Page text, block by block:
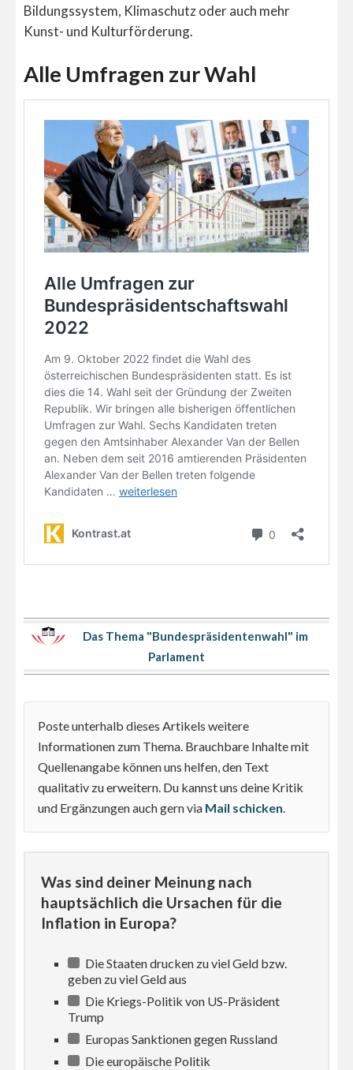
Bildungssystem, Klimaschutz oder auch mehr
Kunst- und Kulturförderung.
Alle Umfragen zur Wahl
Das Thema "Bundespräsidentenwahl" im
Parlament
Poste unterhalb dieses Artikels weitere
Informationen zum Thema. Brauchbare Inhalte mit
Quellenangabe können uns helfen, den Text
qualitativ zu erweitern. Du kannst uns deine Kritik
und Ergänzungen auch gern via Mail schicken
Was sind deiner Meinung nach
hauptsächlich die Ursachen für die
Inflation in Europa?
Die Staaten drucken zu viel Geld bzw.
geben zu viel Geld aus
Die Kriegs-Politik von US-Präsident
Trump
Europas Sanktionen gegen Russland
Die europäische Politik